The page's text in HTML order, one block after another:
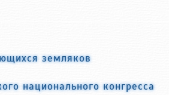
земляков
национального конгресса